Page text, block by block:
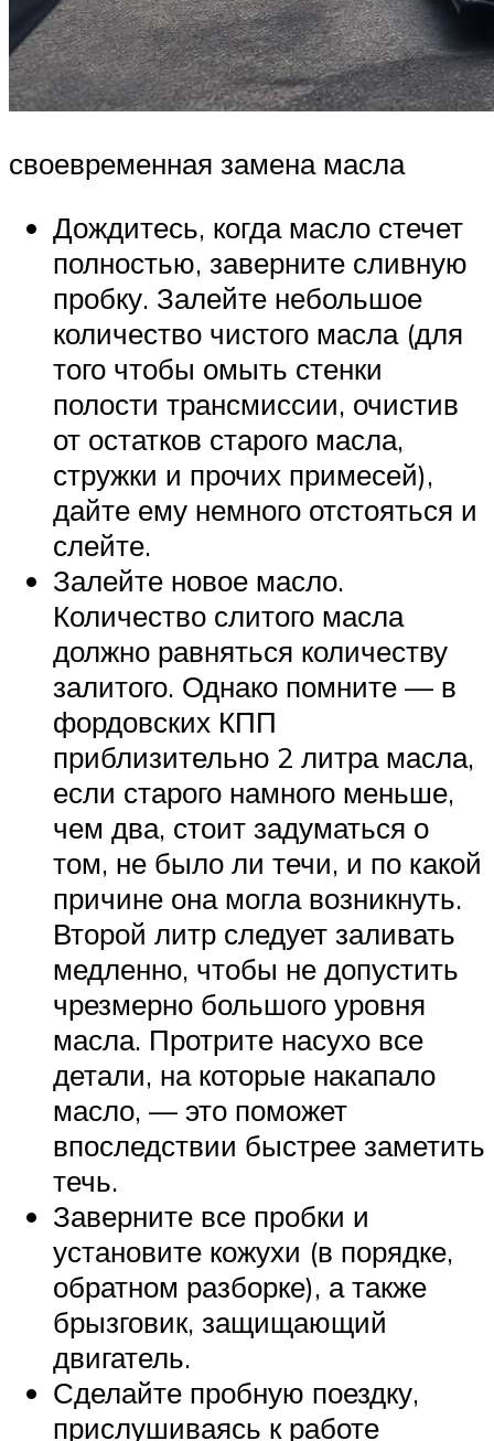
своевременная замена масла
Дождитесь, когда масло стечет
полностью, заверните сливную
пробку. Залейте небольшое
количество чистого масла (для
того чтобы омыть стенки
полости трансмиссии, очистив
от остатков старого масла,
стружки и прочих примесей),
дайте ему немного отстояться и
слейте.
Залейте новое масло.
Количество слитого масла
должно равняться количеству
залитого. Однако помните — в
фордовских КПП
приблизительно 2 литра масла,
если старого намного меньше,
чем два, стоит задуматься о
том, не было ли течи, и по какой
причине она могла возникнуть.
Второй литр следует заливать
медленно, чтобы не допустить
чрезмерно большого уровня
масла. Протрите насухо все
детали, на которые накапало
масло, — это поможет
впоследствии быстрее заметить
течь.
Заверните все пробки и
установите кожухи (в порядке,
обратном разборке), а также
брызговик, защищающий
двигатель.
Сделайте пробную поездку,
прислушиваясь к работе